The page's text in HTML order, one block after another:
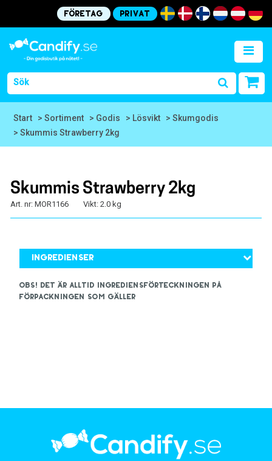
Företag Privat
Start > Sortiment > Godis > Lösvikt
> Skumgodis
> Skummis Strawberry 2kg
Skummis Strawberry 2kg
Art. nr: MOR1166 Vikt: 2.0 kg
Ingredienser
OBS! Det är alltid ingrediensförteckningen på
förpackningen som gäller